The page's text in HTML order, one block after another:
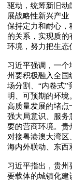
驱动，统筹新旧动
展战略性新兴产
保持定力和耐心，
的关系，实现质
环境，努力把生态
习近平强调，一
州要积极融入全国
场分割、“内卷式”
明、可预期的环境
高质量发展的堵点
强大局意识、服务
要的营商环境。贵
对接粤港澳大湾
海内外联动、东西
习近平指出，贵
要载体的城镇化建